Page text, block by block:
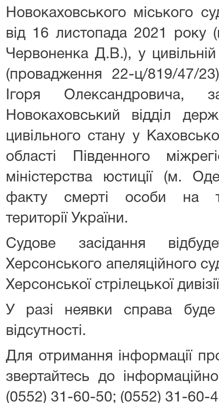
Новокаховського міського
від 16 листопада 2021 року
Червоненка Д.В.), у
(провадження 22-ц/819/47/
Ігоря Олександровича,
Новокаховський відділ
цивільного стану у
області Південного
міністерства юстиції (м.
факту смерті особи на
території України.
Судове засідання
Херсонського апеляційного
Херсонської стрілецької
У разі неявки справа
відсутності.
Для отримання інформації
звертайтесь до
(0552) 31-60-50; (0552) 31-60-